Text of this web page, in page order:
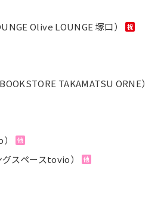
Olive LOUNGE 塚口）
祝
TAKAMATSU ORNE）
他
スペースtovio） 他